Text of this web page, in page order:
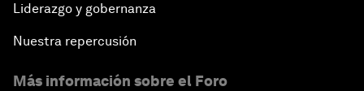
Liderazgo y gobernanza
Nuestra repercusión
Más información sobre el Foro